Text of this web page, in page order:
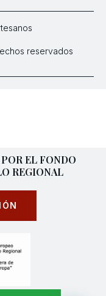
reservados
EL FONDO
REGIONAL